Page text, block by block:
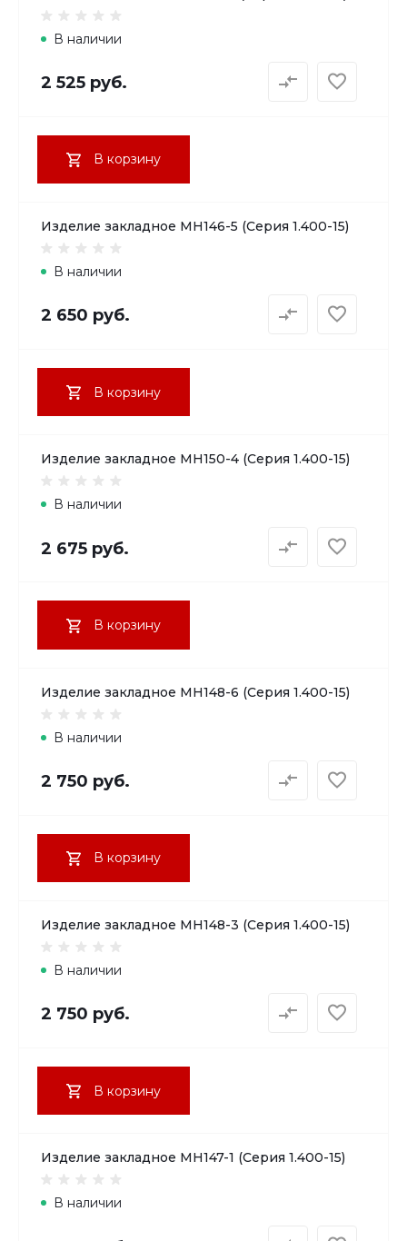
В наличии
2 525 руб.
В корзину
Изделие закладное МН146-5 (Серия 1.400-15)
В наличии
2 650 руб.
В корзину
Изделие закладное МН150-4 (Серия 1.400-15)
В наличии
2 675 руб.
В корзину
Изделие закладное МН148-6 (Серия 1.400-15)
В наличии
2 750 руб.
В корзину
Изделие закладное МН148-3 (Серия 1.400-15)
В наличии
2 750 руб.
В корзину
Изделие закладное МН147-1 (Серия 1.400-15)
В наличии